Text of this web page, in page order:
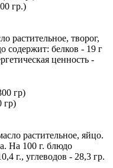
гр.)
растительное, творог,
содержит: белков - 19 г
ценность -
гр)
растительное, яйцо.
На 100 г. блюдо
г., углеводов - 28,3 гр.